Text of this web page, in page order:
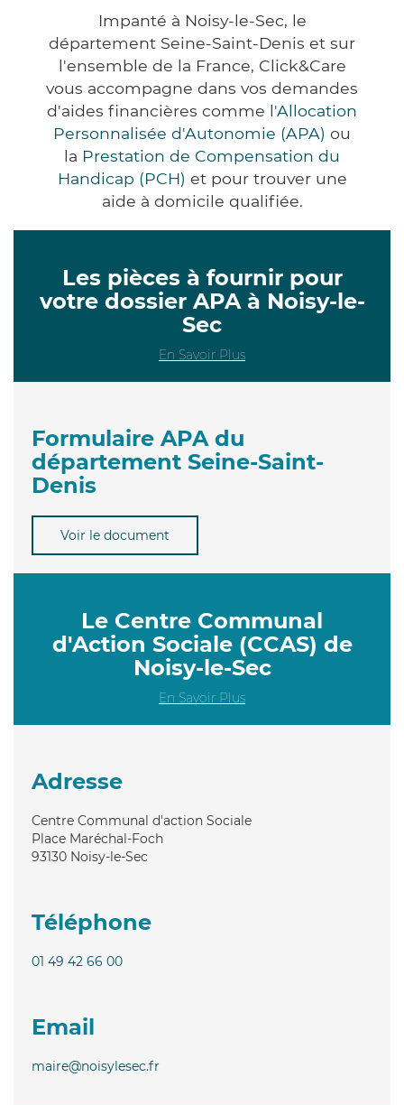
Impanté à Noisy-le-Sec, le
département Seine-Saint-Denis et sur
l'ensemble de la France, Click&Care
vous accompagne dans vos demandes
d'aides financières comme l'Allocation
Personnalisée d'Autonomie (APA) ou
la Prestation de Compensation du
Handicap (PCH) et pour trouver une
aide à domicile qualifiée.
Les pièces à fournir pour
votre dossier APA à Noisy-le-
Sec
En Savoir Plus
Formulaire APA du
département Seine-Saint-
Denis
Voir le document
Le Centre Communal
d'Action Sociale (CCAS) de
Noisy-le-Sec
En Savoir Plus
Adresse
Centre Communal d'action Sociale
Place Maréchal-Foch
93130 Noisy-le-Sec
Téléphone
01 49 42 66 00
Email
maire@noisylesec.fr